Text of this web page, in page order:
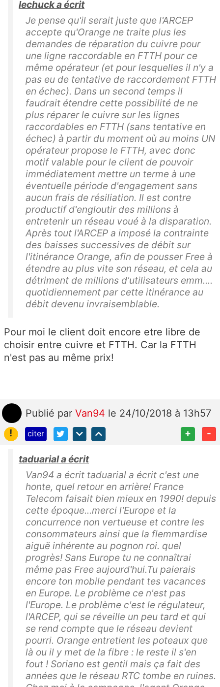
lechuck a écrit
Je pense qu'il serait juste que l'ARCEP
accepte qu'Orange ne traite plus les
demandes de réparation du cuivre pour
une ligne raccordable en FTTH pour ce
même opérateur (et pour lesquelles il n'y a
pas eu de tentative de raccordement FTTH
en échec). Dans un second temps il
faudrait étendre cette possibilité de ne
plus réparer le cuivre sur les lignes
raccordables en FTTH (sans tentative en
échec) à partir du moment où au moins UN
opérateur propose le FTTH, avec donc
motif valable pour le client de pouvoir
immédiatement mettre un terme à une
éventuelle période d'engagement sans
aucun frais de résiliation. Il est contre
productif d'engloutir des millions à
entretenir un réseau voué à la disparation.
Après tout l'ARCEP a imposé la contrainte
des baisses successives de débit sur
l'itinérance Orange, afin de pousser Free à
étendre au plus vite son réseau, et cela au
détriment de millions d'utilisateurs emm....
quotidiennement par cette itinérance au
débit devenu invraisemblable.
Pour moi le client doit encore etre libre de
choisir entre cuivre et FTTH. Car la FTTH
n'est pas au même prix!
Publié par Van94 le 24/10/2018 à 13h57
!
citer + -
taduarial a écrit
Van94 a écrit taduarial a écrit c'est une
honte, quel retour en arrière! France
Telecom faisait bien mieux en 1990! depuis
cette époque...merci l'Europe et la
concurrence non vertueuse et contre les
consommateurs ainsi que la flemmardise
aiguë inhérente au pognon roi. quel
progrès! Sans Europe tu ne connaîtrai
même pas Free aujourd'hui.Tu paierais
encore ton mobile pendant tes vacances
en Europe. Le problème ce n'est pas
l'Europe. Le problème c'est le régulateur,
l'ARCEP, qui se réveille un peu tard et qui
se rend compte que le réseau devient
pourri. Orange entretient les poteaux que
là ou il y met de la fibre : le reste il s'en
fout ! Soriano est gentil mais ça fait des
années que le réseau RTC tombe en ruines.